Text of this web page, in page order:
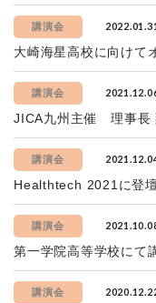
講演会
大崎海星高校に向けて
講演会
JICA九州主催 理事長
講演会
Healthtech 2021に登
講演会
第一学院高等学校にて
講演会